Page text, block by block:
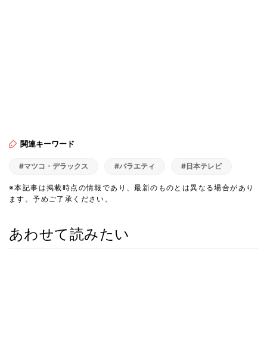
関連キーワード
#マツコ・デラックス #バラエティ #日本テレビ
※本記事は掲載時点の情報であり、最新のものとは異なる場合があり
ます。予めご了承ください。
あわせて読みたい